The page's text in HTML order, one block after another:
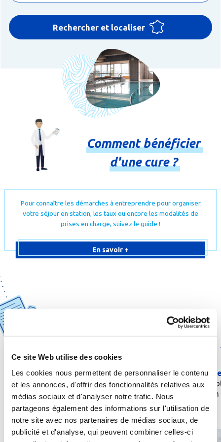
Ce site Web utilise des cookies
Les cookies nous permettent de personnaliser le contenu
et les annonces, d'offrir des fonctionnalités relatives aux
médias sociaux et d'analyser notre trafic. Nous
partageons également des informations sur l'utilisation de
notre site avec nos partenaires de médias sociaux, de
publicité et d'analyse, qui peuvent combiner celles-ci
Rechercher et localiser
Comment bénéficier
d'une cure ?
Pour connaître les démarches à entreprendre pour organiser
votre séjour en station, les taux ou encore les modalités de
prises en charge, suivez le guide !
En savoir +
la part de votre médecin
traitant ou d’un spécialiste
Envoyez une
prise en chargeà
caisse d’aﬃliation
Quellecurethermale